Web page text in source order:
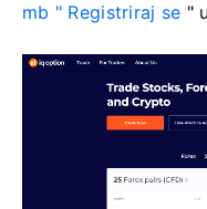
mb " Registriraj se "